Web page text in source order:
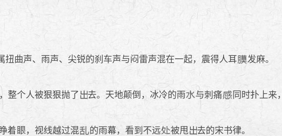
扭曲声、雨声、尖锐的刹车声与闷雷声混在一起，震得人耳 发麻。
整个人被狠狠抛了 去。天地颠倒，冰冷的雨 与刺痛 同时扑上来，
着 ，视线越过混 的雨幕，看到不远 被甩 去的宋书律。